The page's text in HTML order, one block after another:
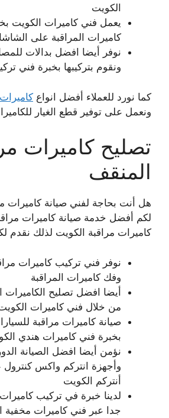
الكويت
يعمل فني كاميرات الكويت
كاميرات المراقبة على
نوفر أيضا افضل بدالات
ونقوم بتركيبها بخبرة فني
كما نورد للعملاء أفضل انواع
ونعمل على توفير قطع الغيار
تصليح كاميرات
المنقف
هل أنت بحاجة لفني صيانة كاميرات
لكم أفضل خدمة صيانة كاميرات
كاميرات مراقبة الكويت لذلك نقدم
نوفر فني تركيب كاميرات
وفك كاميرات المراقبة
أيضا افضل تصليح الكاميرات
من خلال فني كاميرات
صيانة كاميرات مراقبة
بخبرة فني كاميرات هندي
نؤمن أيضا افضل الصيانة
وأجهزة انتركم واكس
أنتركم الكويت
لدينا خبرة في تركيب
جدا عبر فني كاميرات مخفية